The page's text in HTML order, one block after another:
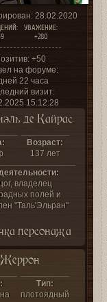
: 28.02.2020
УВАЖЕНИЕ:
+280
+50
на форуме:
22 часа
визит:
15:12:28
де Кайрас
Возраст:
137 лет
владелец
полей и
"Таль'Эльран"
персонажа
Жеррон
Тип:
плотоядный